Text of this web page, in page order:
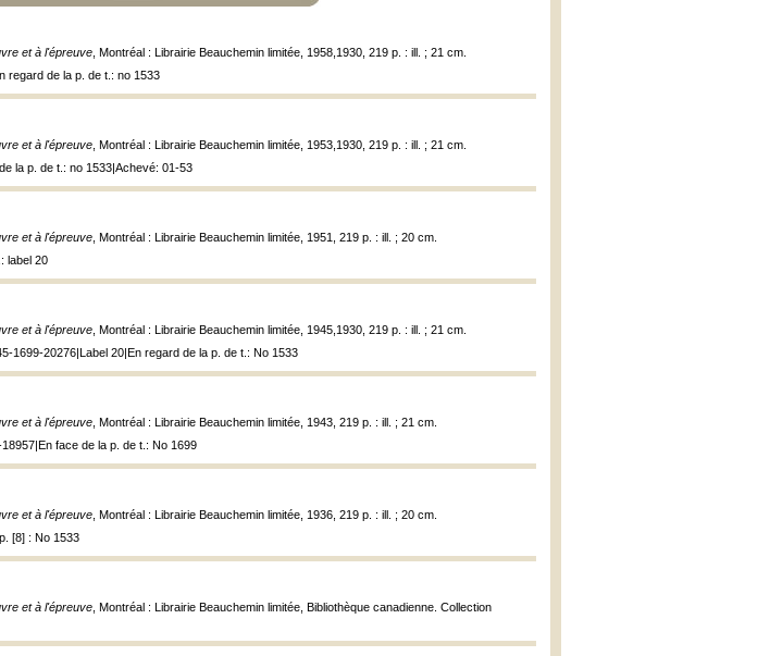
et à l'épreuve , Montréal : Librairie Beauchemin limitée, 1958,1930, 219 p. : ill. ; 21 cm.
regard de la p. de t.: no 1533
et à l'épreuve , Montréal : Librairie Beauchemin limitée, 1953,1930, 219 p. : ill. ; 21 cm.
la p. de t.: no 1533|Achevé: 01-53
et à l'épreuve , Montréal : Librairie Beauchemin limitée, 1951, 219 p. : ill. ; 20 cm.
label 20
et à l'épreuve , Montréal : Librairie Beauchemin limitée, 1945,1930, 219 p. : ill. ; 21 cm.
1699-20276|Label 20|En regard de la p. de t.: No 1533
et à l'épreuve , Montréal : Librairie Beauchemin limitée, 1943, 219 p. : ill. ; 21 cm.
face de la p. de t.: No 1699
et à l'épreuve , Montréal : Librairie Beauchemin limitée, 1936, 219 p. : ill. ; 20 cm.
[8] : No 1533
et à l'épreuve , Montréal : Librairie Beauchemin limitée, Bibliothèque canadienne. Collection